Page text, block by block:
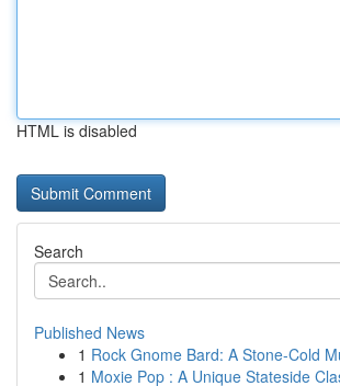
HTML is disabled
Search
Published News
1 Rock Gnome Bard: A Stone-Cold
1 Moxie Pop : A Unique Stateside